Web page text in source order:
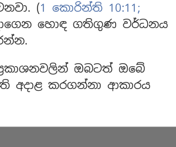
(1 කොරින්ති 10:11;
හොඳ ගතිගුණ වර්ධනය
ඔබටත් ඔබේ
අදාළ කරගන්නා ආකාරය